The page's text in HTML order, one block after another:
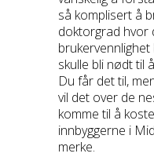
så komplisert å
doktorgrad hvor
skulle bli nødt til
Du får det til,
vil det over de
komme til å
innbyggerne i
merke.